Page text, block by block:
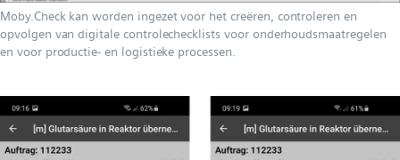
Moby.Check kan worden ingezet voor het creëren, controleren en
opvolgen van digitale controlechecklists voor onderhoudsmaatregelen
en voor productie- en logistieke processen.